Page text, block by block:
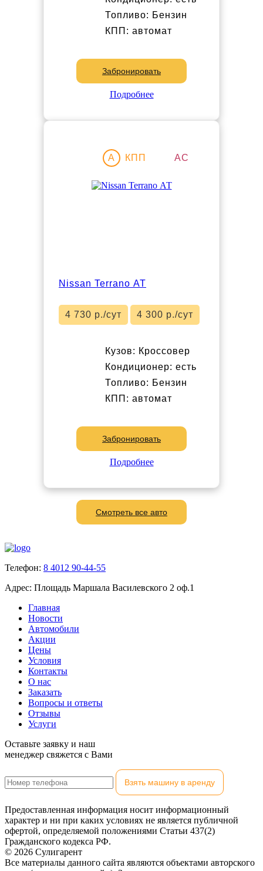
Топливо: Бензин
КПП: автомат
Забронировать
Подробнее
A КПП АС
Nissan Terrano АТ
4 730 р./сут 4 300 р./сут
Кузов: Кроссовер
Кондиционер: есть
Топливо: Бензин
КПП: автомат
Забронировать
Подробнее
Смотреть все авто
Телефон: 8 4012 90-44-55
Адрес: Площадь Маршала Василевского 2 оф.1
Главная
Новости
Автомобили
Акции
Цены
Условия
Контакты
О нас
Заказать
Вопросы и ответы
Отзывы
Услуги
Оставьте заявку и наш
менеджер свяжется с Вами
Взять машину в аренду
Предоставленная информация носит информационный
характер и ни при каких условиях не является публичной
офертой, определяемой положениями Статьи 437(2)
Гражданского кодекса РФ.
© 2026 Сулигарент
Все материалы данного сайта являются объектами авторского